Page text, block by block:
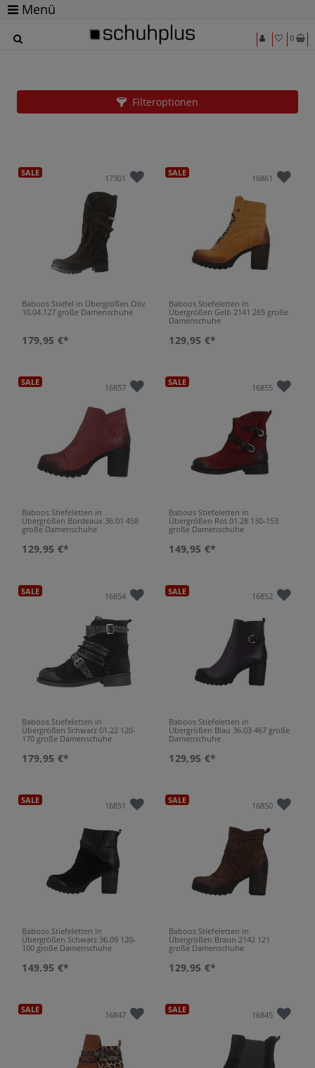
Menü
0
Schuhe in Übergrößen von Baboos für Damen
Filteroptionen
SALE 17301
Baboos Stiefel in Übergrößen Oliv
10.04.127 große Damenschuhe
179,95 €*
SALE 16861
Baboos Stiefeletten in
Übergrößen Gelb 2141 265 große
Damenschuhe
129,95 €*
SALE 16857
Baboos Stiefeletten in
Übergrößen Bordeaux 36.01 458
große Damenschuhe
129,95 €*
SALE 16855
Baboos Stiefeletten in
Übergrößen Rot 01.28 130-153
große Damenschuhe
149,95 €*
SALE 16854
Baboos Stiefeletten in
Übergrößen Schwarz 01.22 120-
170 große Damenschuhe
179,95 €*
SALE 16852
Baboos Stiefeletten in
Übergrößen Blau 36.03 467 große
Damenschuhe
129,95 €*
SALE 16851
Baboos Stiefeletten in
Übergrößen Schwarz 36.09 120-
100 große Damenschuhe
149,95 €*
SALE 16850
Baboos Stiefeletten in
Übergrößen Braun 2142 121
große Damenschuhe
129,95 €*
SALE 16847 SALE 16845